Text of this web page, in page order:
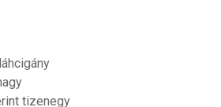
tizenegy